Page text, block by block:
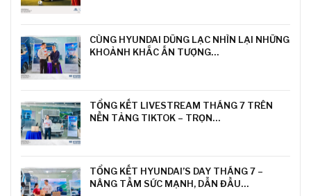
CÙNG HYUNDAI DŨNG LẠC NHÌN LẠI NHỮNG
KHOẢNH KHẮC ẤN TƯỢNG…
TỔNG KẾT LIVESTREAM THÁNG 7 TRÊN
NỀN TẢNG TIKTOK – TRỌN…
TỔNG KẾT HYUNDAI’S DAY THÁNG 7 –
NÂNG TẦM SỨC MẠNH, DẪN ĐẦU…